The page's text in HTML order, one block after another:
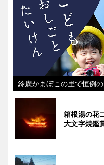
鈴廣かまぼこの里で恒例
箱根湯の花
大文字焼鑑